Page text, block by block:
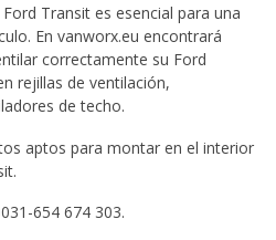
Transit es esencial para una
En vanworx.eu encontrará
correctamente su Ford
rejillas de ventilación,
de techo.
aptos para montar en el interior
654 674 303.